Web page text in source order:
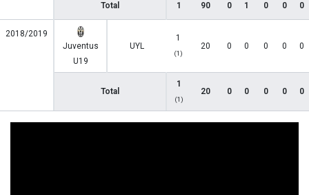
Total 1 90 0 1 0 0 0
2018/2019
Juventus
U19
UYL
1
(1)
20 0 0 0 0 0
Total
1
(1)
20 0 0 0 0 0